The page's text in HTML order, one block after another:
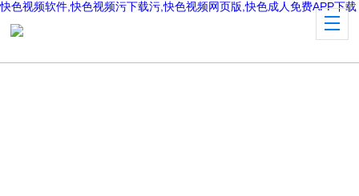
快色视频软件,快色视频污下载污,快色视频网页版,快色成人免费APP下载